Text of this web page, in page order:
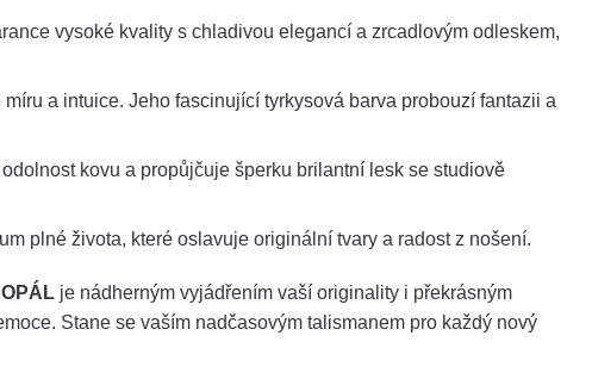
vysoké kvality s chladivou elegancí a zrcadlovým odleskem,
míru a intuice. Jeho fascinující tyrkysová barva probouzí fantazii a
kovu a propůjčuje šperku brilantní lesk se studiově
plné života, které oslavuje originální tvary a radost z nošení.
je nádherným vyjádřením vaší originality i překrásným
Stane se vaším nadčasovým talismanem pro každý nový